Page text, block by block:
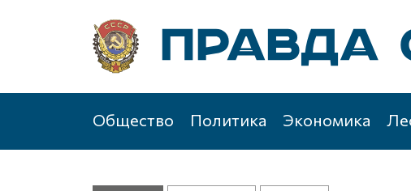
Общество Политика Экономика